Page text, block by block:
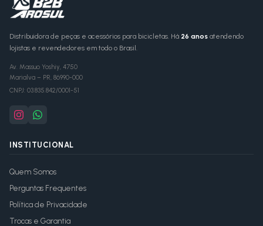
Distribuidora de peças e acessórios para bicicletas. Há 26 anos atendendo
lojistas e revendedores em todo o Brasil.
Av. Massuo Yoshiy, 4750
Marialva – PR, 86990-000
CNPJ: 03.835.842/0001-51
INSTITUCIONAL
Quem Somos
Perguntas Frequentes
Política de Privacidade
Trocas e Garantia